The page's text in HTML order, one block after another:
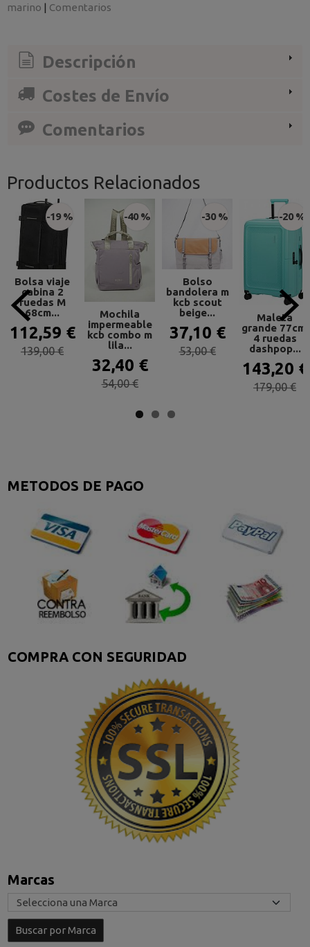
METODOS DE PAGO
COMPRA CON SEGURIDAD
Marcas
marino | Comentarios
Descripción
Costes de Envío
Comentarios
Productos Relacionados
-19 %
Bolsa viaje
cabina 2
ruedas M
68cm...
112,59 €
139,00 €
-40 %
Mochila
impermeable
kcb combo m
lila...
32,40 €
54,00 €
-30 %
Bolso
bandolera m
kcb scout
beige...
37,10 €
53,00 €
-20 %
Maleta
grande 77cm.
4 ruedas
dashpop...
143,20 €
179,00 €